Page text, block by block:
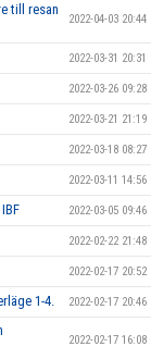
till resan
2022-04-03 20:44
2022-03-31 20:31
2022-03-26 09:28
2022-03-21 21:19
2022-03-18 08:27
2022-03-11 14:56
2022-03-05 09:46
2022-02-22 21:48
2022-02-17 20:52
1-4. 2022-02-17 20:46
2022-02-17 16:08